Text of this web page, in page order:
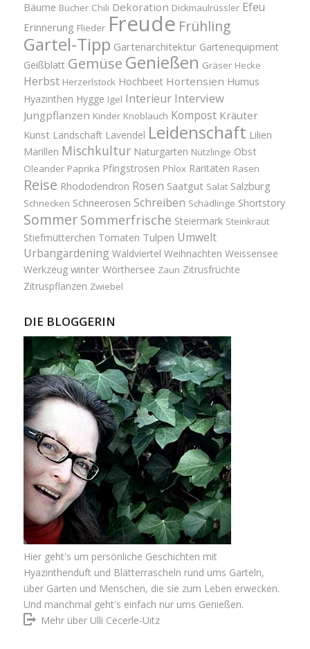
Bäume Bücher Chili Dekoration Dickmaulrüssler Efeu
Erinnerung Flieder Freude Frühling
Gartel-Tipp Gartenarchitektur Gartenequipment
Geißblatt Gemüse Genießen Gräser Hecke
Herbst Herzerlstock Hochbeet Hortensien Humus
Hyazinthen Hygge Igel Interieur Interview
Jungpflanzen Kinder Knoblauch Kompost Kräuter
Kunst Landschaft Lavendel Leidenschaft Lilien
Marillen Mischkultur Naturgarten Nützlinge Obst
Oleander Paprika Pfingstrosen Phlox Raritäten Rasen
Reise Rhododendron Rosen Saatgut Salat Salzburg
Schnecken Schneerosen Schreiben Schädlinge Shortstory
Sommer Sommerfrische Steiermark Steinkraut
Stiefmütterchen Tomaten Tulpen Umwelt
Urbangardening Waldviertel Weihnachten Weissensee
Werkzeug winter Wörthersee Zaun Zitrusfrüchte
Zitruspflanzen Zwiebel
DIE BLOGGERIN
Hier geht's um persönliche Geschichten mit
Hyazinthenduft und Blätterrascheln rund ums Garteln,
über Gärten und Menschen, die sie zum Leben erwecken.
Und manchmal geht's einfach nur ums Genießen.
Mehr über Ulli Cecerle-Uitz